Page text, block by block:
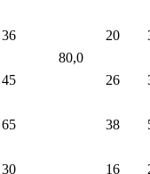
80,0
36 20
45 26
65 38
30 16